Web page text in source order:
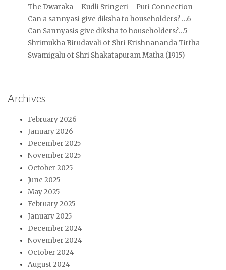
The Dwaraka – Kudli Sringeri – Puri Connection
Can a sannyasi give diksha to householders? …6
Can Sannyasis give diksha to householders?…5
Shrimukha Birudavali of Shri Krishnananda Tirtha
Swamigalu of Shri Shakatapuram Matha (1915)
Archives
February 2026
January 2026
December 2025
November 2025
October 2025
June 2025
May 2025
February 2025
January 2025
December 2024
November 2024
October 2024
August 2024